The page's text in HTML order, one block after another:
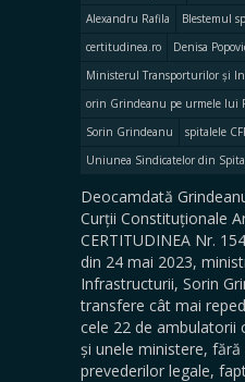
Alexandru Rafila
Blestemul
certitudinea.ro
Denisa
Ministerul Transporturilor și
orin Grindeanu pe urmele lui
Sorin Grindeanu
spitalele
Uniunea Sindicatelor din
Deocamdată
Curții Constituționale
CERTITUDINEA Nr.
din 24 mai 2023,
Infrastructurii, Sorin
transfere cât mai
cele 22 de ambulatorii
și unele ministere,
prevederilor legale,